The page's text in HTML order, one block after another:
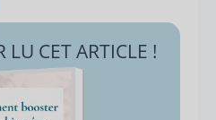
LU CET ARTICLE !